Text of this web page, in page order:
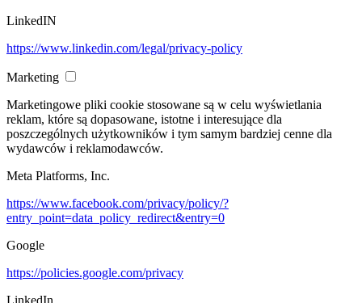
LinkedIN
https://www.linkedin.com/legal/privacy-policy
Marketing
Marketingowe pliki cookie stosowane są w celu wyświetlania
reklam, które są dopasowane, istotne i interesujące dla
poszczególnych użytkowników i tym samym bardziej cenne dla
wydawców i reklamodawców.
Meta Platforms, Inc.
https://www.facebook.com/privacy/policy/?
entry_point=data_policy_redirect&entry=0
Google
https://policies.google.com/privacy
LinkedIn